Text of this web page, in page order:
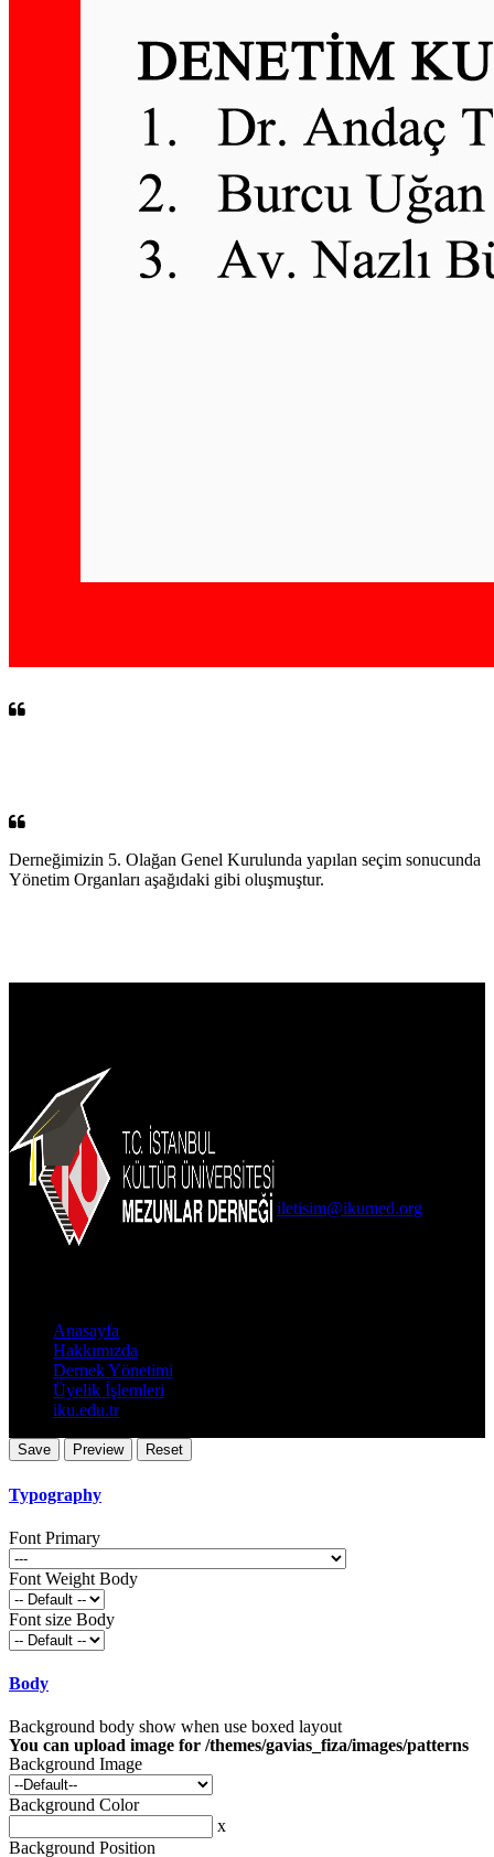
Derneğimizin 5. Olağan Genel Kurulunda yapılan seçim sonucunda
Yönetim Organları aşağıdaki gibi oluşmuştur.
iletisim@ikumed.org
Anasayfa
Hakkımızda
Dernek Yönetimi
Üyelik İşlemleri
iku.edu.tr
Typography
Font Primary
Font Weight Body
Font size Body
Body
Background body show when use boxed layout
You can upload image for /themes/gavias_fiza/images/patterns
Background Image
Background Color
x
Background Position